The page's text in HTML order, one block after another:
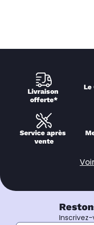
Livraison
offerte*
Le
Service après
vente